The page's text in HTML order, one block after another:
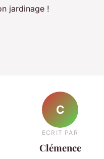
jardinage !
C
ECRIT PAR
Clémence